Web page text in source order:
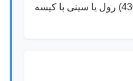
پشتیبانی حداکثر 17 " (430mm) رول یا سینی با کیسه